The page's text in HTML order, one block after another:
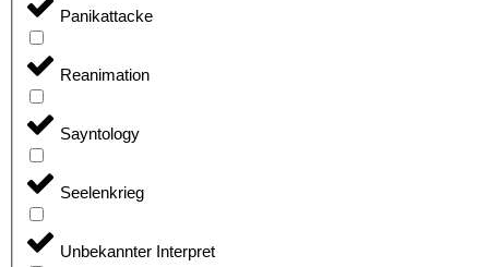
Panikattacke
Reanimation
Sayntology
Seelenkrieg
Unbekannter Interpret